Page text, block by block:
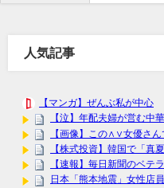
人気記事